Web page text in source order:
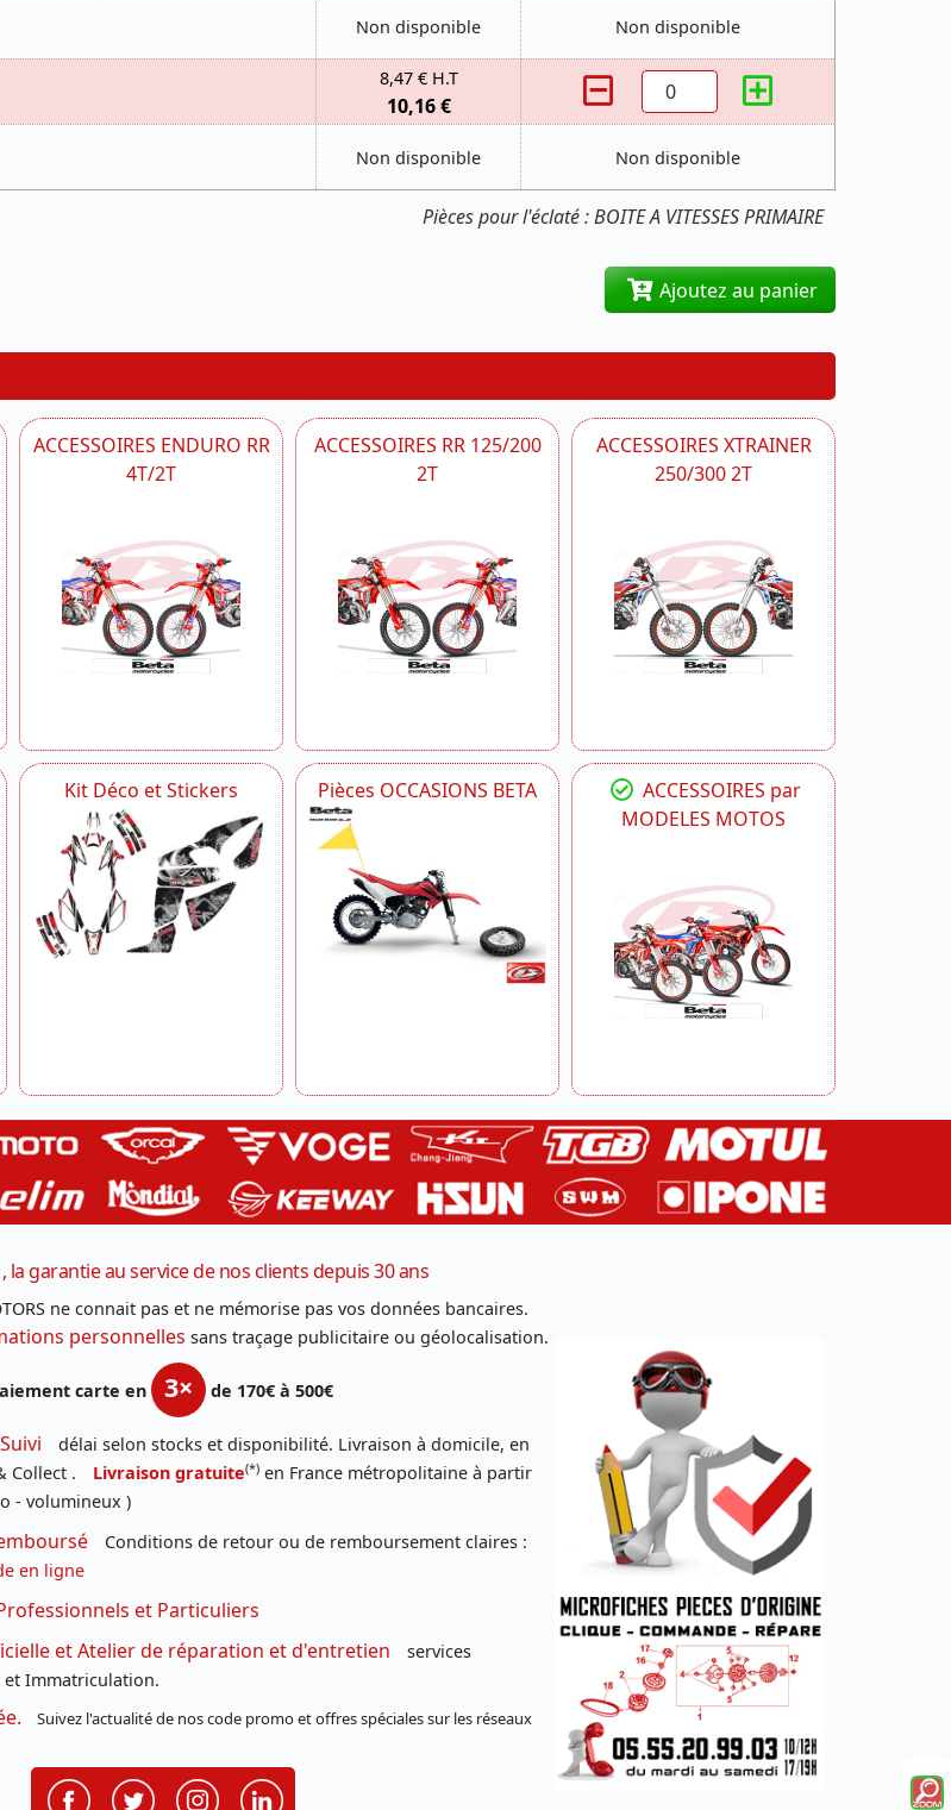
Pièces pour l'éclaté : BOITE A VITESSES PRIMAIRE
Non disponible Non disponible
8,47 € H.T
10,16 €
Non disponible Non disponible
Ajoutez au panier
ACCESSOIRES ENDURO RR
4T/2T
ACCESSOIRES RR 125/200
2T
ACCESSOIRES XTRAINER
250/300 2T
Kit Déco et Stickers Pièces OCCASIONS BETA
ACCESSOIRES par
MODELES MOTOS
, la garantie au service de nos clients depuis 30 ans
ne connait pas et ne mémorise pas vos données bancaires.
personnelles sans traçage publicitaire ou géolocalisation.
carte en 3× de 170€ à 500€
délai selon stocks et disponibilité. Livraison à domicile, en
Collect .
Livraison gratuite(*) en France métropolitaine à partir
- volumineux )
Conditions de retour ou de remboursement claires :
en ligne
et Particuliers
et Atelier de réparation et d'entretien
services
et Immatriculation.
Suivez l'actualité de nos code promo et offres spéciales sur les réseaux